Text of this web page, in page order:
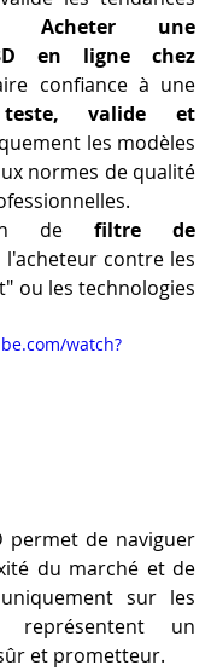
Acheter une
en ligne chez
confiance à une
teste, valide et
les modèles
normes de qualité
de filtre de
l'acheteur contre les
ou les technologies
watch?
permet de naviguer
du marché et de
sur les
représentent un
et prometteur.